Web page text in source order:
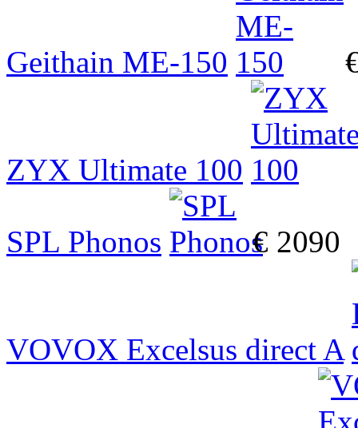
Geithain ME-150
ZYX Ultimate 100
SPL Phonos € 2090
VOVOX Excelsus direct A